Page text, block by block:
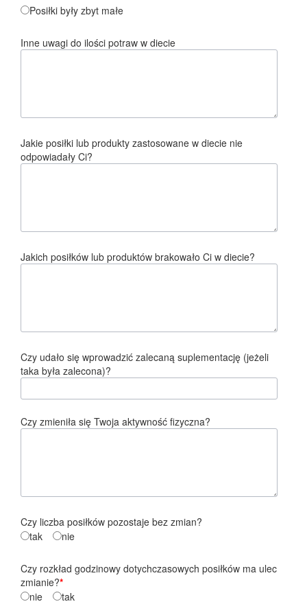
Posiłki były zbyt małe
Inne uwagi do ilości potraw w diecie
Jakie posiłki lub produkty zastosowane w diecie nie
odpowiadały Ci?
Jakich posiłków lub produktów brakowało Ci w diecie?
Czy udało się wprowadzić zalecaną suplementację (jeżeli
taka była zalecona)?
Czy zmieniła się Twoja aktywność fizyczna?
Czy liczba posiłków pozostaje bez zmian?
tak
nie
Czy rozkład godzinowy dotychczasowych posiłków ma ulec
zmianie?*
nie
tak